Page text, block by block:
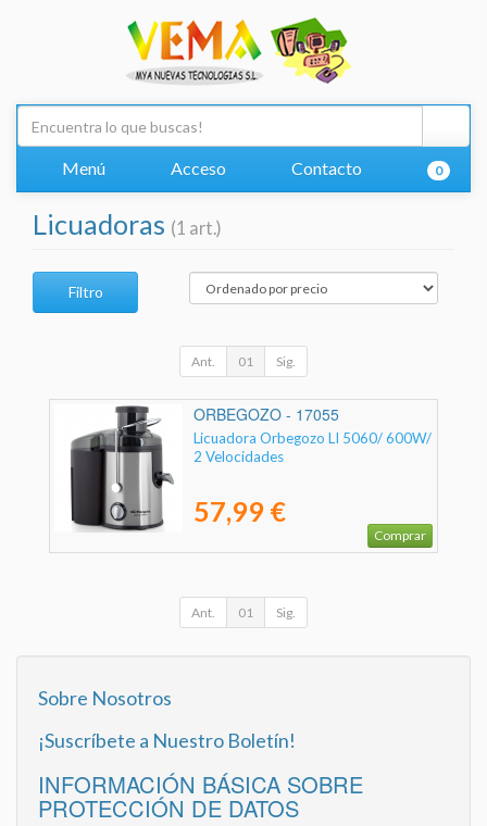
Menú Acceso Contacto 0
Licuadoras (1 art.)
Filtro
Ant. 01 Sig.
ORBEGOZO - 17055
Licuadora Orbegozo LI 5060/ 600W/
2 Velocidades
57,99 €
Comprar
Ant. 01 Sig.
Sobre Nosotros
¡Suscríbete a Nuestro Boletín!
INFORMACIÓN BÁSICA SOBRE
PROTECCIÓN DE DATOS